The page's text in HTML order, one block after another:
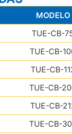
MODELO
TUE-CB-
TUE-CB-
TUE-CB-
TUE-CB-
TUE-CB-
TUE-CB-